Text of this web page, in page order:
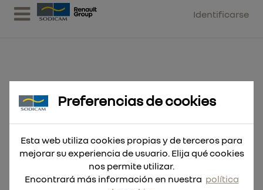
Identificarse
Broca Thunderweb HSS-G 5,7 - 10
uds
Preferencias de cookies
Esta web utiliza cookies propias y de terceros para
mejorar su experiencia de usuario. Elija qué cookies
nos permite utilizar.
Encontrará más información en nuestra política